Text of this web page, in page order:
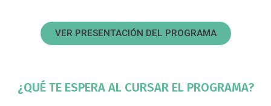
VER PRESENTACIÓN DEL PROGRAMA
¿QUÉ TE ESPERA AL CURSAR EL PROGRAMA?